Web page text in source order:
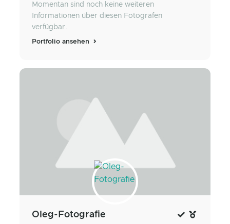
Momentan sind noch keine weiteren
Informationen über diesen Fotografen
verfügbar.
Portfolio ansehen
Oleg-Fotografie